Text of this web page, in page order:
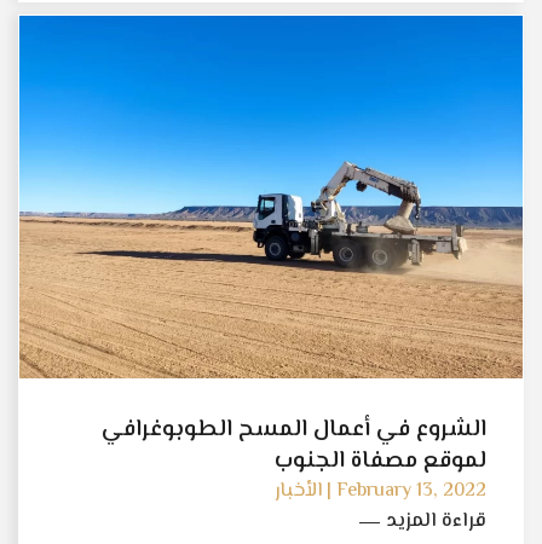
الشروع في أعمال المسح الطوبوغرافي
لموقع مصفاة الجنوب
February 13, 2022 | الأخبار
قراءة المزيد